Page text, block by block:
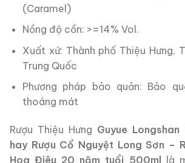
(Caramel)
Nồng độ cồn: >=14% Vol.
Xuất xứ: Thành phố Thiệu Hưng,
Trung Quốc
Phương pháp bảo quản: Bảo
thoáng mát
Rượu Thiệu Hưng Guyue
hay Rượu Cổ Nguyệt Long Sơn –
Hoa Điêu 20 năm tuổi 500ml
là